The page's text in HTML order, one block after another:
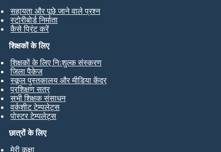
सहायता और पूछे जाने वाले प्रश्न
स्टोरीबोर्ड निर्माता
कैसे प्रिंट करें
छात्रों के लिए
मेरी कक्षा
शिक्षकों के लिए
शिक्षकों के लिए निःशुल्क संस्करण
जिला पैकेज
स्कूल पुस्तकालय और मीडिया केंद्र
प्रशिक्षण सत्र
सभी शिक्षक संसाधन
वर्कशीट टेम्पलेट्स
पोस्टर टेम्पलेट्स